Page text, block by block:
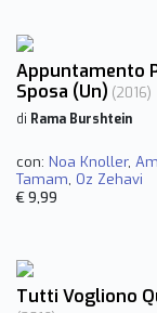
Appuntamento
Sposa (Un) (2016)
di Rama Burshtein
con: Noa Knoller,
Tamam, Oz Zehavi
€ 9,99
Tutti Vogliono